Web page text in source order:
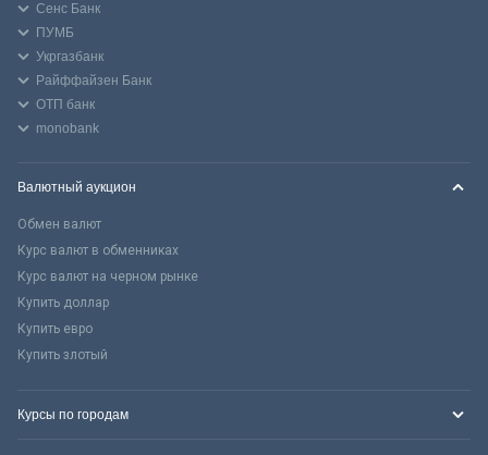
Сенс Банк
ПУМБ
Укргазбанк
Райффайзен Банк
ОТП банк
monobank
Валютный аукцион
Обмен валют
Курс валют в обменниках
Курс валют на черном рынке
Купить доллар
Купить евро
Купить злотый
Курсы по городам